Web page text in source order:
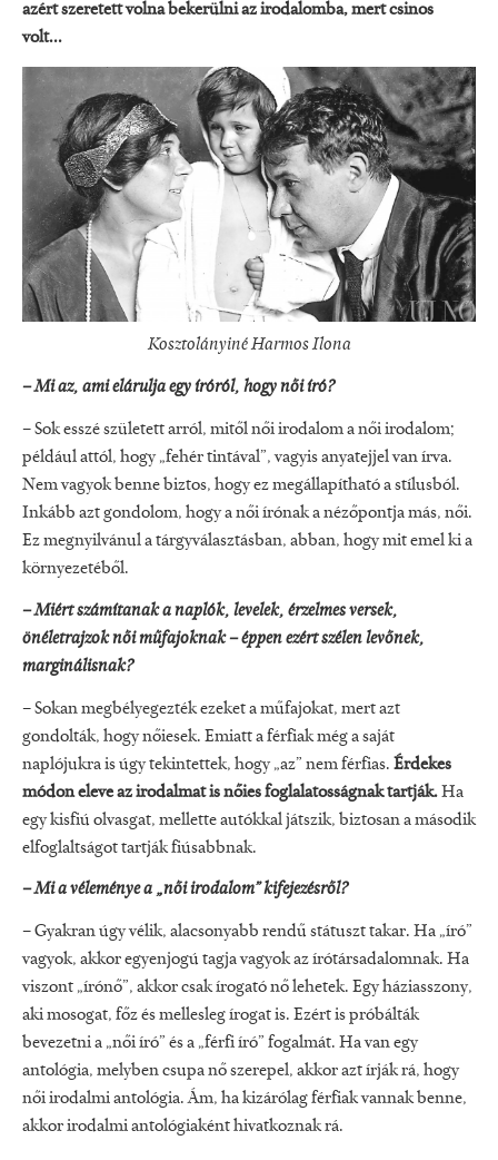
azért szeretett volna bekerülni az irodalomba, mert csinos
volt...
Kosztolányiné Harmos Ilona
– Mi az, ami elárulja egy íróról, hogy női író?
– Sok esszé született arról, mitől női irodalom a női irodalom;
például attól, hogy „fehér tintával”, vagyis anyatejjel van írva.
Nem vagyok benne biztos, hogy ez megállapítható a stílusból.
Inkább azt gondolom, hogy a női írónak a nézőpontja más, női.
Ez megnyilvánul a tárgyválasztásban, abban, hogy mit emel ki a
környezetéből.
– Miért számítanak a naplók, levelek, érzelmes versek,
önéletrajzok női műfajoknak – éppen ezért szélen levőnek,
marginálisnak?
– Sokan megbélyegezték ezeket a műfajokat, mert azt
gondolták, hogy nőiesek. Emiatt a férfiak még a saját
naplójukra is úgy tekintettek, hogy „az” nem férfias. Érdekes
módon eleve az irodalmat is nőies foglalatosságnak tartják.Ha
egy kisfiú olvasgat, mellette autókkal játszik, biztosan a második
elfoglaltságot tartják fiúsabbnak.
– Mi a véleménye a „női irodalom” kifejezésről?
– Gyakran úgy vélik, alacsonyabb rendű státuszt takar. Ha „író”
vagyok, akkor egyenjogú tagja vagyok az írótársadalomnak. Ha
viszont „írónő”, akkor csak írogató nő lehetek. Egy háziasszony,
aki mosogat, főz és mellesleg írogat is. Ezért is próbálták
bevezetni a „női író” és a „férfi író” fogalmát. Ha van egy
antológia, melyben csupa nő szerepel, akkor azt írják rá, hogy
női irodalmi antológia. Ám, ha kizárólag férfiak vannak benne,
akkor irodalmi antológiaként hivatkoznak rá.